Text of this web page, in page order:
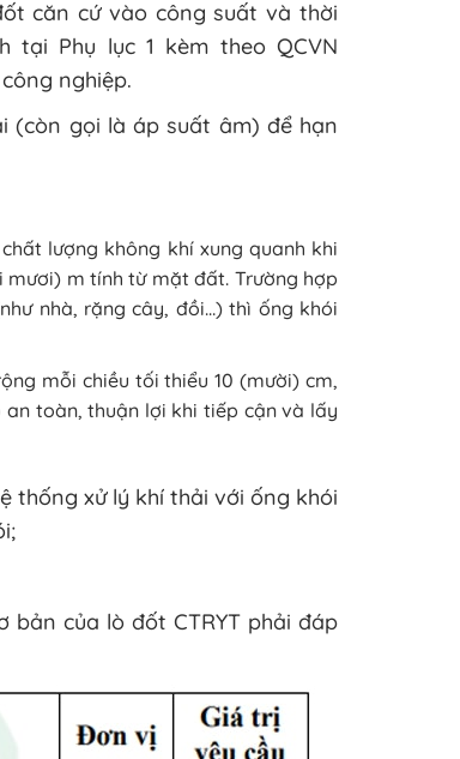
căn cứ vào công suất và thời
tại Phụ lục 1 kèm theo QCVN
nghiệp.
(còn gọi là áp suất âm) để hạn
lượng không khí xung quanh khi
m tính từ mặt đất. Trường hợp
nhà, rặng cây, đồi…) thì ống khói
mỗi chiều tối thiểu 10 (mười) cm,
toàn, thuận lợi khi tiếp cận và lấy
thống xử lý khí thải với ống khói
của lò đốt CTRYT phải đáp